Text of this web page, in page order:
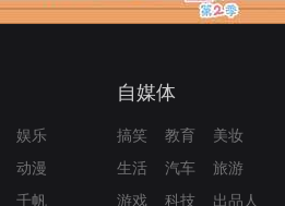
娱乐
动漫
千帆
自媒体
搞笑 教育
美妆
生活
汽车
旅游
游戏
科技 出品人